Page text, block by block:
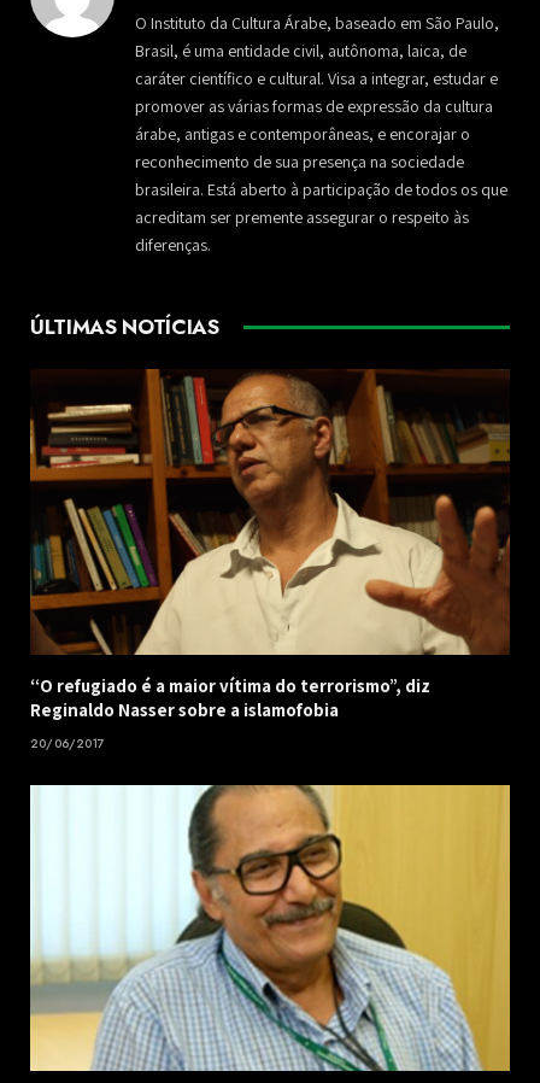
O Instituto da Cultura Árabe, baseado em São Paulo,
Brasil, é uma entidade civil, autônoma, laica, de
caráter científico e cultural. Visa a integrar, estudar e
promover as várias formas de expressão da cultura
árabe, antigas e contemporâneas, e encorajar o
reconhecimento de sua presença na sociedade
brasileira. Está aberto à participação de todos os que
acreditam ser premente assegurar o respeito às
diferenças.
ÚLTIMAS NOTÍCIAS
“O refugiado é a maior vítima do terrorismo”, diz
Reginaldo Nasser sobre a islamofobia
20/06/2017